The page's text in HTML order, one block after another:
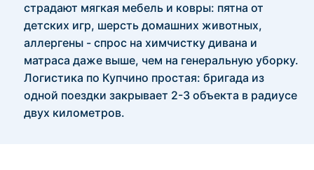
страдают мягкая мебель и ковры: пятна от
детских игр, шерсть домашних животных,
аллергены - спрос на химчистку дивана и
матраса даже выше, чем на генеральную уборку.
Логистика по Купчино простая: бригада из
одной поездки закрывает 2-3 объекта в радиусе
двух километров.